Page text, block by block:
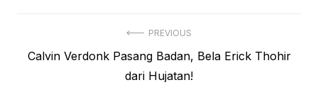
pos
PREVIOUS
Previous
Calvin Verdonk Pasang Badan, Bela Erick Thohir
dari Hujatan!